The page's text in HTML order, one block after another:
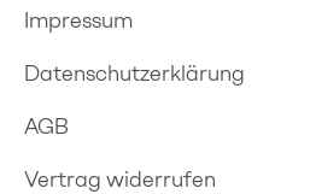
Impressum
Datenschutzerklärung
AGB
Vertrag widerrufen